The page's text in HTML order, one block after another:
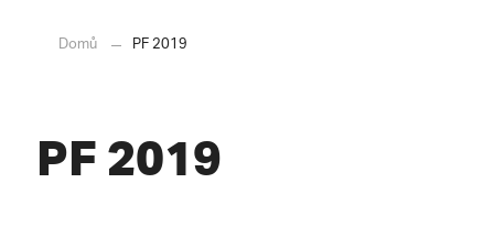
Domů PF 2019
PF 2019